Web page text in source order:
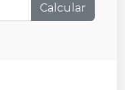
Calcular